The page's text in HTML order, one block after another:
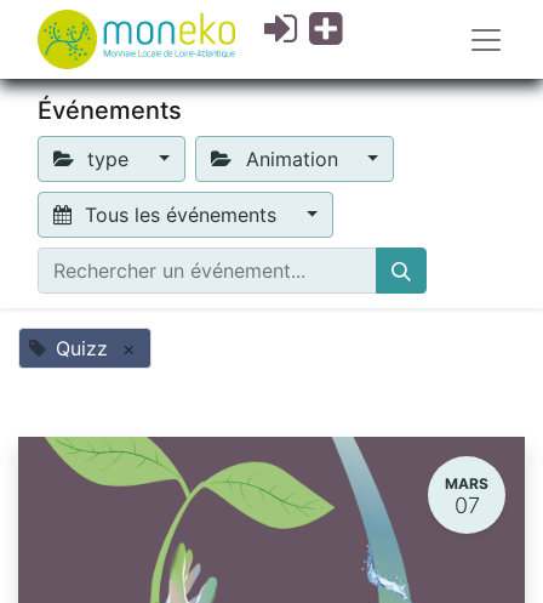
Événements
type Animation
Tous les événements
Quizz ×
MARS
07